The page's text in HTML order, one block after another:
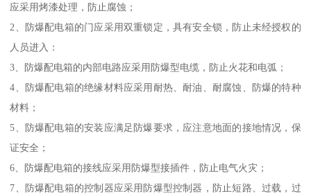
应采用烤漆处理，防止腐蚀；
2、防爆配电箱的门应采用双重锁定，具有安全锁，防止未经授权的
人员进入：
3、防爆配电箱的内部电路应采用防爆型电缆，防止火花和电弧；
4、防爆配电箱的绝缘材料应采用耐热、耐油、耐腐蚀、防爆的特种
材料；
5、防爆配电箱的安装应满足防爆要求，应注意地面的接地情况，保
证安全；
6、防爆配电箱的接线应采用防爆型接插件，防止电气火灾；
7、防爆配电箱的控制器应采用防爆型控制器，防止短路、过载，过